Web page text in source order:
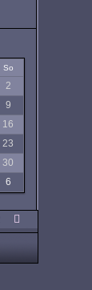
So
2
9
16
23
30
6